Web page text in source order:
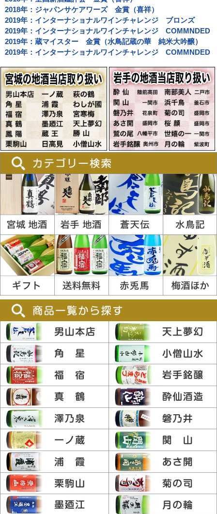
2018年：ジャパンサケアワーズ 金賞（喜祥）
2019年：インターナショナルワインチャレンジ ブロンズ
2019年：インターナショナルワインチャレンジ COMMNDED
2019年：蔵マイスター 金賞（水鳥記蔵の華 純米大吟醸）
2019年：インターナショナルワインチャレンジ COMMNDED